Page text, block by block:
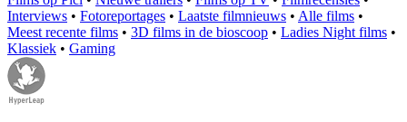
Interviews • Fotoreportages • Laatste filmnieuws • Alle films •
Meest recente films • 3D films in de bioscoop • Ladies Night films •
Klassiek • Gaming